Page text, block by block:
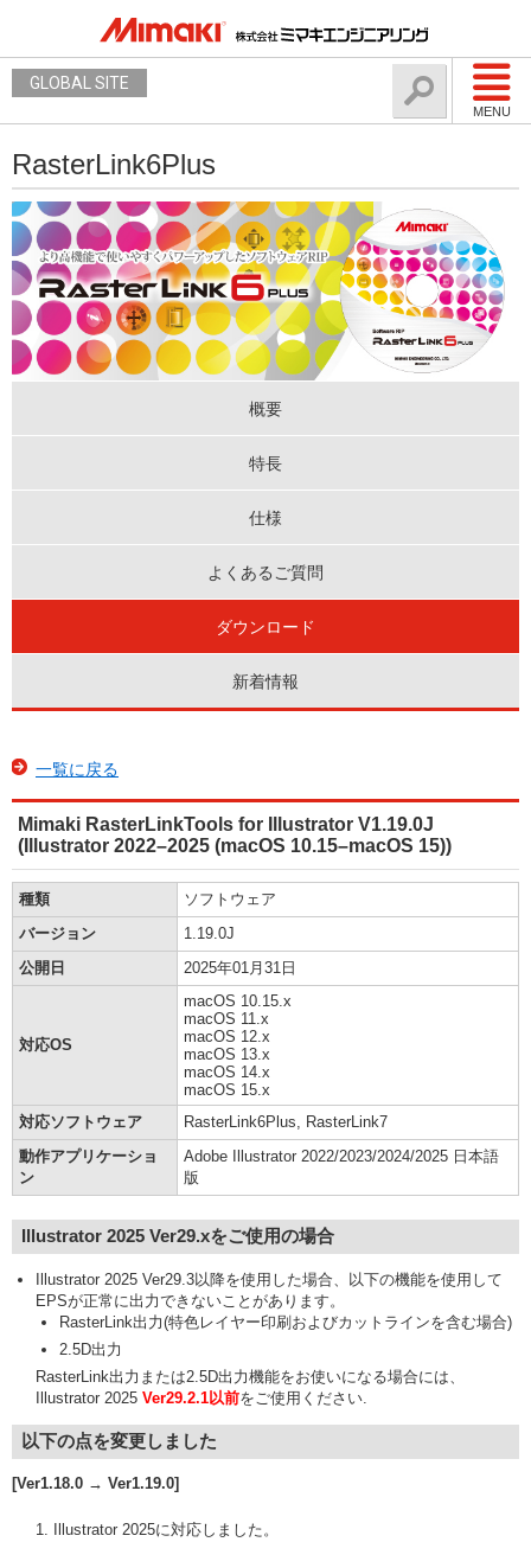
MENU
GLOBAL SITE
RasterLink6Plus
概要
特長
仕様
よくあるご質問
ダウンロード
新着情報
一覧に戻る
Mimaki RasterLinkTools for Illustrator V1.19.0J
(Illustrator 2022–2025 (macOS 10.15–macOS 15))
種類
ソフトウェア
バージョン
1.19.0J
公開日
2025年01月31日
対応OS
macOS 10.15.x
macOS 11.x
macOS 12.x
macOS 13.x
macOS 14.x
macOS 15.x
対応ソフトウェア
RasterLink6Plus, RasterLink7
動作アプリケーショ
ン
Adobe Illustrator 2022/2023/2024/2025 日本語
版
Illustrator 2025 Ver29.xをご使用の場合
Illustrator 2025 Ver29.3以降を使用した場合、以下の機能を使用して
EPSが正常に出力できないことがあります。
RasterLink出力(特色レイヤー印刷およびカットラインを含む場合)
2.5D出力
RasterLink出力または2.5D出力機能をお使いになる場合には、
Illustrator 2025 Ver29.2.1以前をご使用ください.
以下の点を変更しました
[Ver1.18.0 → Ver1.19.0]
Illustrator 2025に対応しました。